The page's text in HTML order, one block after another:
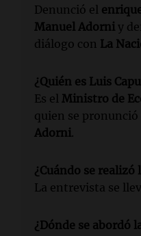
Denunció el
Manuel Adorni y
diálogo con La
¿Quién es Luis
Es el Ministro de
quien se
Adorni.
¿Cuándo se realizó
La entrevista se
¿Dónde se abordó